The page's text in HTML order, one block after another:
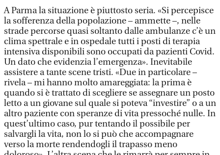
A Parma la situazione è piuttosto seria. «Si percepisce
la sofferenza della popolazione – ammette –, nelle
strade percorse quasi soltanto dalle ambulanze c’è un
clima spettrale e in ospedale tutti i posti di terapia
intensiva disponibili sono occupati da pazienti Covid.
Un dato che evidenzia l’emergenza». Inevitabile
assistere a tante scene tristi. «Due in particolare –
rivela – mi hanno molto amareggiata: la prima è
quando si è trattato di scegliere se assegnare un posto
letto a un giovane sul quale si poteva “investire” o a un
altro paziente con speranze di vita pressoché nulle. In
quest’ultimo caso, pur tentando il possibile per
salvargli la vita, non lo si può che accompagnare
verso la morte rendendogli il trapasso meno